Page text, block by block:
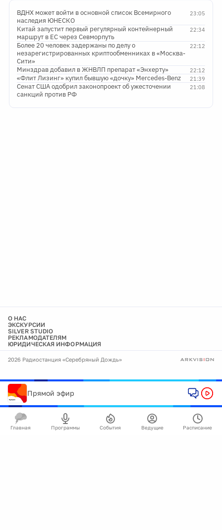
23:05
ВДНХ может войти в основной список Всемирного
наследия ЮНЕСКО
22:34
Китай запустит первый регулярный контейнерный
маршрут в ЕС через Севморпуть
22:12
Более 20 человек задержаны по делу о
незарегистрированных криптообменниках в «Москва-
Сити»
22:12
Минздрав добавил в ЖНВЛП препарат «Энхерту»
21:39
«Флит Лизинг» купил бывшую «дочку» Mercedes-Benz
21:08
Сенат США одобрил законопроект об ужесточении
санкций против РФ
О НАС
ЭКСКУРСИИ
SILVER STUDIO
РЕКЛАМОДАТЕЛЯМ
ЮРИДИЧЕСКАЯ ИНФОРМАЦИЯ
2026 Радиостанция «Серебряный Дождь»
Прямой эфир
Главная Программы События Ведущие Расписание